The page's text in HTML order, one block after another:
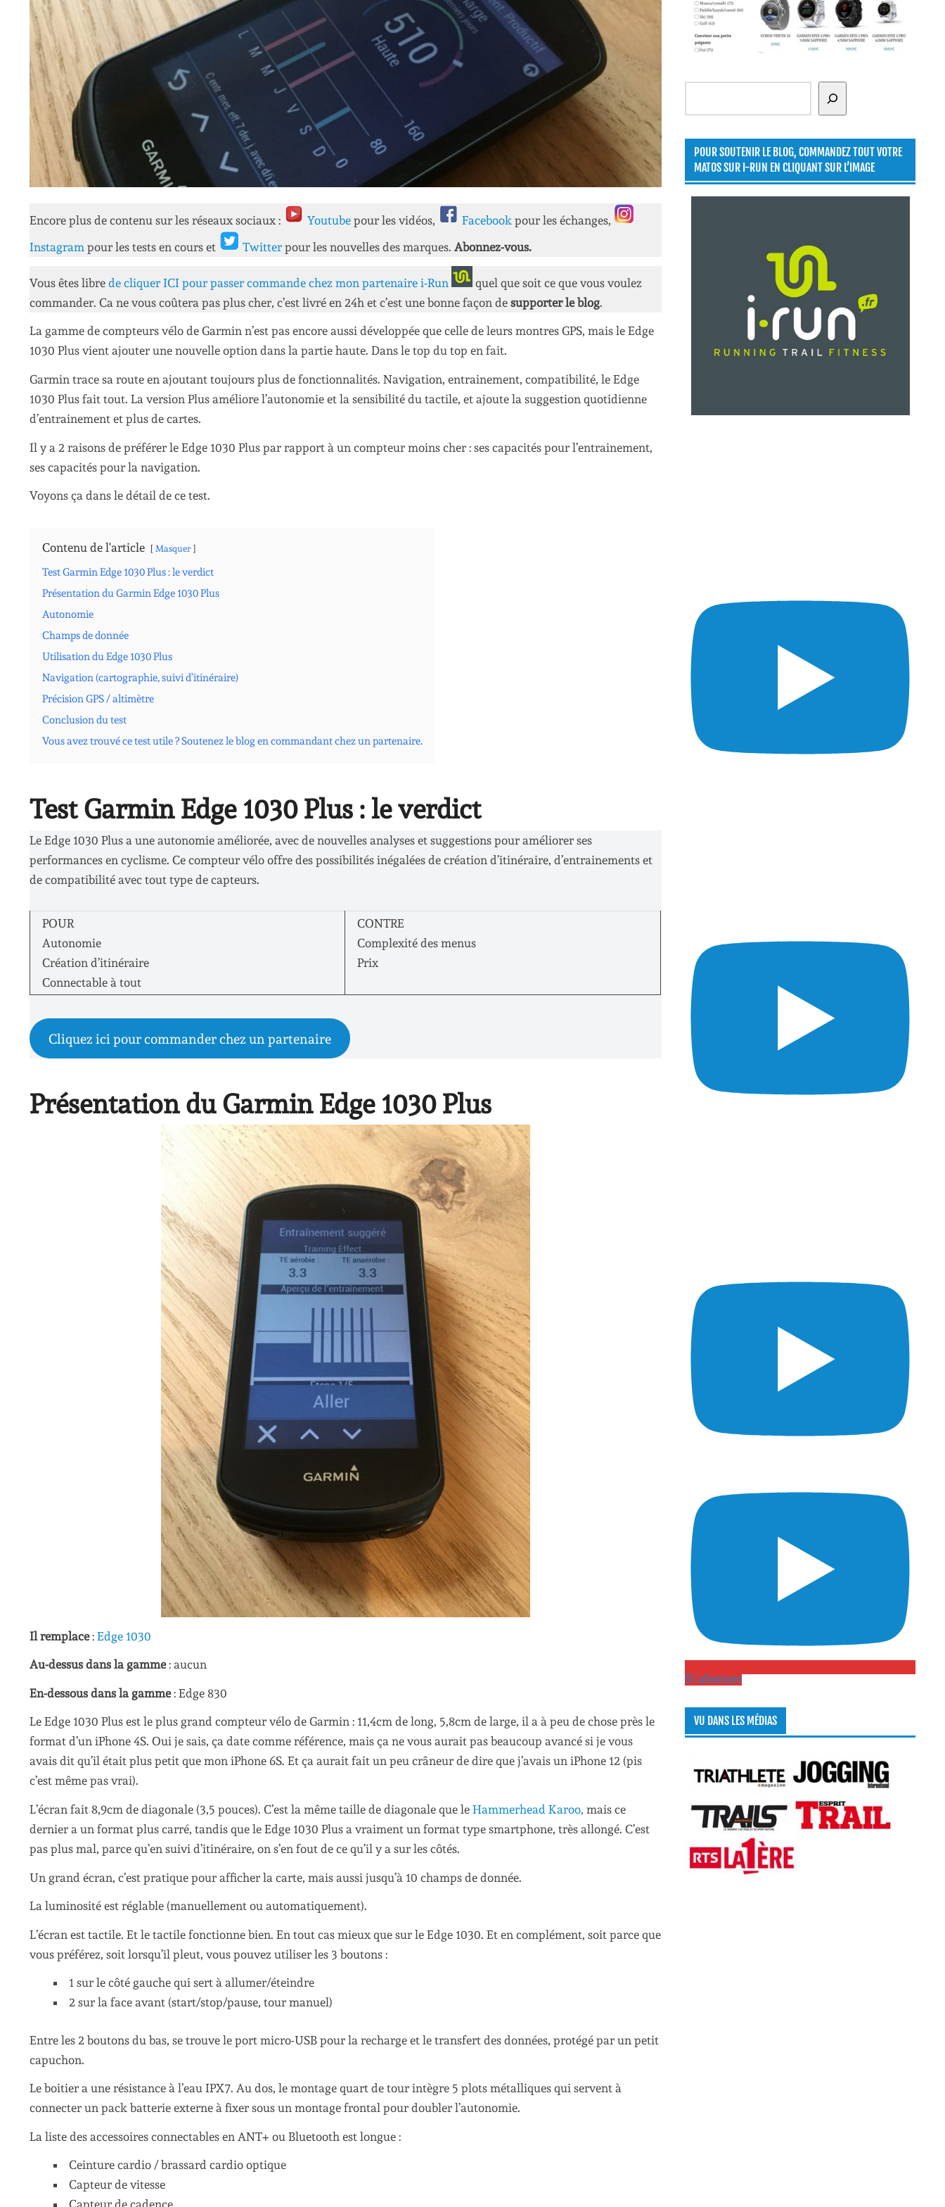
Encore plus de contenu sur les réseaux sociaux : Youtube pour les vidéos, Facebook pour les échanges,
Instagram pour les tests en cours et Twitter pour les nouvelles des marques. Abonnez-vous.
Vous êtes libre de cliquer ICI pour passer commande chez mon partenaire i-Run
quel que soit ce que vous voulez
commander. Ca ne vous coûtera pas plus cher, c’est livré en 24h et c’est une bonne façon de supporter le blog.
La gamme de compteurs vélo de Garmin n’est pas encore aussi développée que celle de leurs montres GPS, mais le Edge
1030 Plus vient ajouter une nouvelle option dans la partie haute. Dans le top du top en fait.
Garmin trace sa route en ajoutant toujours plus de fonctionnalités. Navigation, entrainement, compatibilité, le Edge
1030 Plus fait tout. La version Plus améliore l’autonomie et la sensibilité du tactile, et ajoute la suggestion quotidienne
d’entrainement et plus de cartes.
Il y a 2 raisons de préférer le Edge 1030 Plus par rapport à un compteur moins cher : ses capacités pour l’entrainement,
ses capacités pour la navigation.
Voyons ça dans le détail de ce test.
Contenu de l'article Masquer
Test Garmin Edge 1030 Plus : le verdict
Présentation du Garmin Edge 1030 Plus
Autonomie
Champs de donnée
Utilisation du Edge 1030 Plus
Navigation (cartographie, suivi d’itinéraire)
Précision GPS / altimètre
Conclusion du test
Vous avez trouvé ce test utile ? Soutenez le blog en commandant chez un partenaire.
Test Garmin Edge 1030 Plus : le verdict
Le Edge 1030 Plus a une autonomie améliorée, avec de nouvelles analyses et suggestions pour améliorer ses
performances en cyclisme. Ce compteur vélo offre des possibilités inégalées de création d’itinéraire, d’entrainements et
de compatibilité avec tout type de capteurs.
POUR
Autonomie
Création d’itinéraire
Connectable à tout
CONTRE
Complexité des menus
Prix
Cliquez ici pour commander chez un partenaire
Présentation du Garmin Edge 1030 Plus
Il remplace: Edge 1030
Au-dessus dans la gamme: aucun
En-dessous dans la gamme: Edge 830
Le Edge 1030 Plus est le plus grand compteur vélo de Garmin : 11,4cm de long, 5,8cm de large, il a à peu de chose près le
format d’un iPhone 4S. Oui je sais, ça date comme référence, mais ça ne vous aurait pas beaucoup avancé si je vous
avais dit qu’il était plus petit que mon iPhone 6S. Et ça aurait fait un peu crâneur de dire que j’avais un iPhone 12 (pis
c’est même pas vrai).
L’écran fait 8,9cm de diagonale (3,5 pouces). C’est la même taille de diagonale que le Hammerhead Karoo, mais ce
dernier a un format plus carré, tandis que le Edge 1030 Plus a vraiment un format type smartphone, très allongé. C’est
pas plus mal, parce qu’en suivi d’itinéraire, on s’en fout de ce qu’il y a sur les côtés.
Un grand écran, c’est pratique pour afficher la carte, mais aussi jusqu’à 10 champs de donnée.
La luminosité est réglable (manuellement ou automatiquement).
L’écran est tactile. Et le tactile fonctionne bien. En tout cas mieux que sur le Edge 1030. Et en complément, soit parce que
vous préférez, soit lorsqu’il pleut, vous pouvez utiliser les 3 boutons :
1 sur le côté gauche qui sert à allumer/éteindre
2 sur la face avant (start/stop/pause, tour manuel)
Entre les 2 boutons du bas, se trouve le port micro-USB pour la recharge et le transfert des données, protégé par un petit
capuchon.
Le boitier a une résistance à l’eau IPX7. Au dos, le montage quart de tour intègre 5 plots métalliques qui servent à
connecter un pack batterie externe à fixer sous un montage frontal pour doubler l’autonomie.
La liste des accessoires connectables en ANT+ ou Bluetooth est longue :
Ceinture cardio / brassard cardio optique
Capteur de vitesse
Rechercher
POUR SOUTENIR LE BLOG, COMMANDEZ TOUT VOTRE
MATOS SUR I-RUN EN CLIQUANT SUR L’IMAGE
S\'abonner
VU DANS LES MÉDIAS